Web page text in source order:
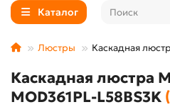
Каталог
Люстры Каскадная
Каскадная люстра
MOD361PL-L58BS3K